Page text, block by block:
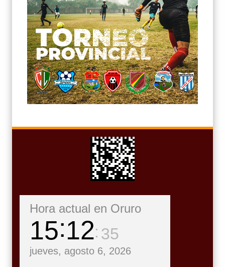
Hora actual en Oruro
15 12 37
jueves, agosto 6, 2026